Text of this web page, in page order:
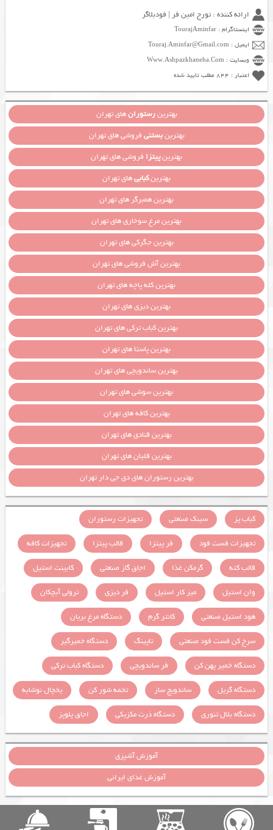
ارائه کننده : تورج امین فر | فودبلاگر
اینستاگرام : TourajAminfar
ایمیل : Touraj.Aminfar@Gmail.com
وبسایت : Www.Ashpazkhaneha.Com
اعتبار : 844 مطلب تایید شده
بهترینرستورانهای تهران
بهترینبستنی فروشی های تهران
بهترینپیتزا فروشی های تهران
بهترینکبابیهای تهران
بهترین همبرگر های تهران
بهترین مرغ سوخاری های تهران
بهترین جگرکی های تهران
بهترین آش فروشی های تهران
بهترین کله پاچه های تهران
بهترین دیزی های تهران
بهترین کباب ترکی های تهران
بهترین پاستا های تهران
بهترین ساندویچی های تهران
بهترین سوشی های تهران
بهترین کافه های تهران
بهترین قنادی های تهران
بهترین قلیان های تهران
بهترین رستوران های دی جی دار تهران
کباب پز سینک صنعتی
تجهیزات رستوران
تجهیزات فست فود
فر پیتزا قالب پیتزا
تجهیزات کافه
قالب کته
گرمکن غذا اجاق گاز صنعتی
کابینت استیل
وان استیل
میز کار استیل فر دیزی
ترولی آبچکان
هود استیل صنعتی
کانتر گرم
دستگاه مرغ بریان
سرخ کن فست فود صنعتی
تاپینگ
دستگاه خمیرگیر
دستگاه خمیر پهن کن
فر ساندویچی
دستگاه کباب ترکی
دستگاه گریل
ساندویچ ساز تخمه شور کن
یخچال نوشابه
دستگاه بلال تنوری
دستگاه ذرت مکزیکی اجاق پلوپز
آموزش آشپزی
آموزش غذای ایرانی